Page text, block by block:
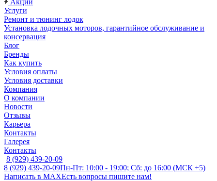
Акции
Услуги
Ремонт и тюнинг лодок
Установка лодочных моторов, гарантийное обслуживание и
консервация
Блог
Бренды
Как купить
Условия оплаты
Условия доставки
Компания
О компании
Новости
Отзывы
Карьера
Контакты
Галерея
Контакты
8 (929) 439-20-09
8 (929) 439-20-09Пн-Пт: 10:00 - 19:00; Сб: до 16:00 (МСК +5)
Написать в MAXЕсть вопросы пишите нам!